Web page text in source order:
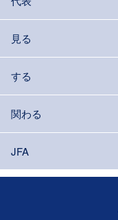
見る
する
関わる
JFA